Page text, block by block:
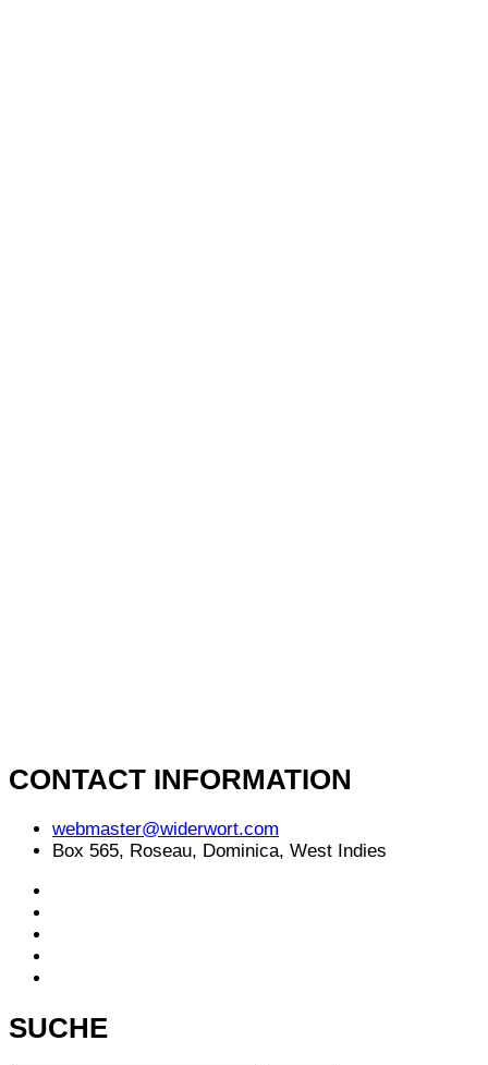
CONTACT INFORMATION
webmaster@widerwort.com
Box 565, Roseau, Dominica, West Indies
SUCHE